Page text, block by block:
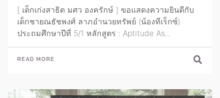
[ เด็กเก่งสาธิต มศว องครักษ์ ] ขอแสดงความยินดีกับ
เด็กชายณธัชพงศ์ ลาภอำนวยทรัพย์ (น้องทีเร็กซ์)
ประถมศึกษาปีที่ 5/1 หลักสูตร : Aptitude As...
READ MORE